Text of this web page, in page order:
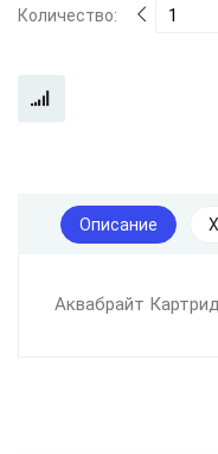
Количество:
Описание
Аквабрайт